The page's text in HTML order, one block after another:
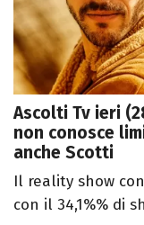
Ascolti Tv ieri
non conosce
anche Scotti
Il reality show
con il 34,1%% di